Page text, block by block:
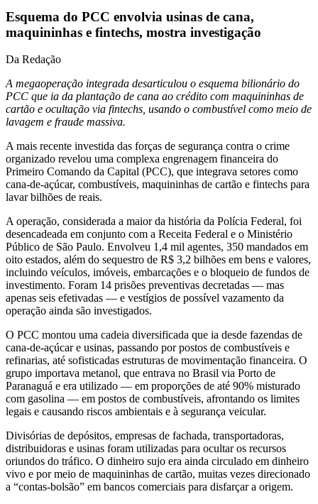
Esquema do PCC envolvia usinas de cana,
maquininhas e fintechs, mostra investigação
Da Redação
A megaoperação integrada desarticulou o esquema bilionário do
PCC que ia da plantação de cana ao crédito com maquininhas de
cartão e ocultação via fintechs, usando o combustível como meio de
lavagem e fraude massiva.
A mais recente investida das forças de segurança contra o crime
organizado revelou uma complexa engrenagem financeira do
Primeiro Comando da Capital (PCC), que integrava setores como
cana-de-açúcar, combustíveis, maquininhas de cartão e fintechs para
lavar bilhões de reais.
A operação, considerada a maior da história da Polícia Federal, foi
desencadeada em conjunto com a Receita Federal e o Ministério
Público de São Paulo. Envolveu 1,4 mil agentes, 350 mandados em
oito estados, além do sequestro de R$ 3,2 bilhões em bens e valores,
incluindo veículos, imóveis, embarcações e o bloqueio de fundos de
investimento. Foram 14 prisões preventivas decretadas — mas
apenas seis efetivadas — e vestígios de possível vazamento da
operação ainda são investigados.
O PCC montou uma cadeia diversificada que ia desde fazendas de
cana-de-açúcar e usinas, passando por postos de combustíveis e
refinarias, até sofisticadas estruturas de movimentação financeira. O
grupo importava metanol, que entrava no Brasil via Porto de
Paranaguá e era utilizado — em proporções de até 90% misturado
com gasolina — em postos de combustíveis, afrontando os limites
legais e causando riscos ambientais e à segurança veicular.
Divisórias de depósitos, empresas de fachada, transportadoras,
distribuidoras e usinas foram utilizadas para ocultar os recursos
oriundos do tráfico. O dinheiro sujo era ainda circulado em dinheiro
vivo e por meio de maquininhas de cartão, muitas vezes direcionado
a “contas-bolsão” em bancos comerciais para disfarçar a origem.